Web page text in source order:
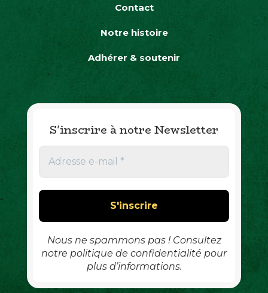
Contact
Notre histoire
Adhérer & soutenir
S'inscrire à notre Newsletter
e
i
Nous ne spammons pas ! Consultez
notre politique de confidentialité pour
plus d’informations.